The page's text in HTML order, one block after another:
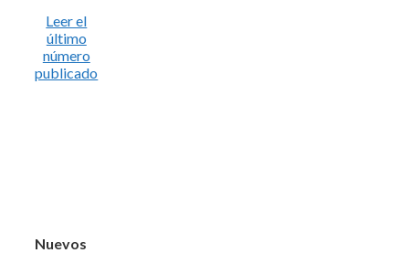
Leer el
último
número
publicado
Nuevos